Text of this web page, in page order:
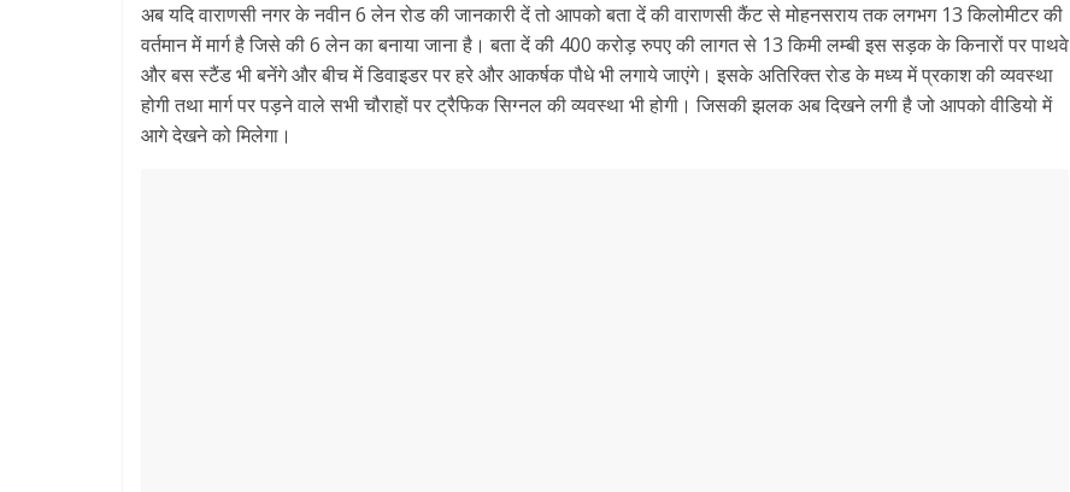
अब यदि वाराणसी नगर के नवीन 6 लेन रोड की जानकारी दें तो आपको बता दें की वाराणसी कैंट से मोहनसराय तक लगभग 13 किलोमीटर की
वर्तमान में मार्ग है जिसे की 6 लेन का बनाया जाना है। बता दें की 400 करोड़ रुपए की लागत से 13 किमी लम्बी इस सड़क के किनारों पर पाथवे
और बस स्टैंड भी बनेंगे और बीच में डिवाइडर पर हरे और आकर्षक पौधे भी लगाये जाएंगे। इसके अतिरिक्त रोड के मध्य में प्रकाश की व्यवस्था
होगी तथा मार्ग पर पड़ने वाले सभी चौराहों पर ट्रैफिक सिग्नल की व्यवस्था भी होगी। जिसकी झलक अब दिखने लगी है जो आपको वीडियो में
आगे देखने को मिलेगा।